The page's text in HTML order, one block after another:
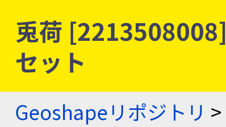
兎荷
セット
Geoshapeリポジトリ >